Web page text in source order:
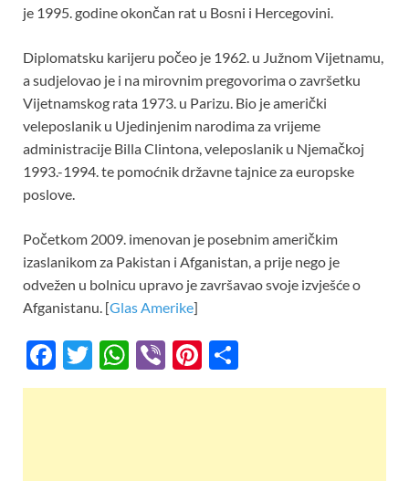
je 1995. godine okončan rat u Bosni i Hercegovini.
Diplomatsku karijeru počeo je 1962. u Južnom Vijetnamu,
a sudjelovao je i na mirovnim pregovorima o završetku
Vijetnamskog rata 1973. u Parizu. Bio je američki
veleposlanik u Ujedinjenim narodima za vrijeme
administracije Billa Clintona, veleposlanik u Njemačkoj
1993.-1994. te pomoćnik državne tajnice za europske
poslove.
Početkom 2009. imenovan je posebnim američkim
izaslanikom za Pakistan i Afganistan, a prije nego je
odvežen u bolnicu upravo je završavao svoje izvješće o
Afganistanu. [Glas Amerike]
F
ac
T
w
W
h
Vi
b
Pi
nt h